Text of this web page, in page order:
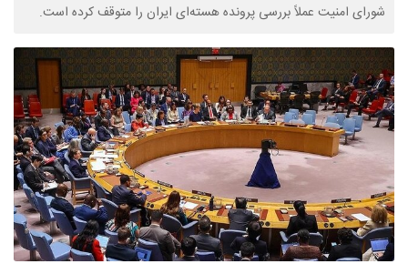
شورای امنیت عملاً بررسی پرونده هسته‌ای ایران را متوقف کرده است.